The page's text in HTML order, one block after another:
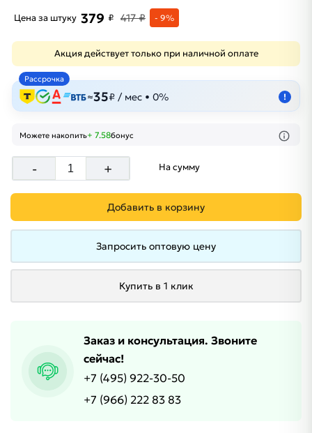
Цена за штуку 379 ₽ 417 ₽ - 9%
Акция действует только при наличной оплате
Рассрочка
≈35₽ / мес • 0% !
Можете накопить+ 7.58бонус
- + На сумму
Добавить в корзину
Запросить оптовую цену
Купить в 1 клик
Заказ и консультация. Звоните
сейчас!
+7 (495) 922-30-50
+7 (966) 222 83 83